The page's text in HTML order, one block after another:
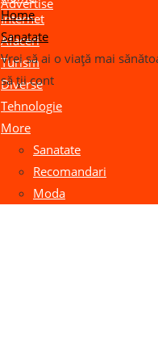
Advertise
Internet
Afaceri
Turism
Diverse
Tehnologie
More
Sanatate
Recomandari
Moda
Home
Sanatate
Vrei să ai o viață mai
să ții cont